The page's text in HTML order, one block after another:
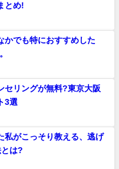
とめ!
かでも特におすすめした
セリングが無料?東京大阪
3選
私がこっそり教える、逃げ
は?